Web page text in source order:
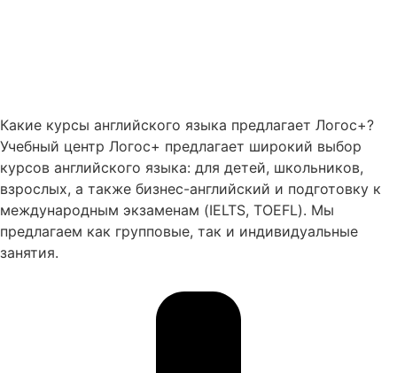
Какие курсы английского языка предлагает Логос+?
Учебный центр Логос+ предлагает широкий выбор
курсов английского языка: для детей, школьников,
взрослых, а также бизнес-английский и подготовку к
международным экзаменам (IELTS, TOEFL). Мы
предлагаем как групповые, так и индивидуальные
занятия.